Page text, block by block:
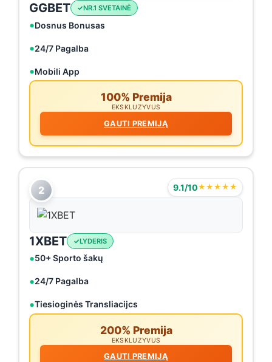
GGBET NR.1 SVETAINĖ
Dosnus Bonusas
24/7 Pagalba
Mobili App
100% Premija
EKSKLUZYVUS
GAUTI PREMIJĄ
2 9.1/10★★★★★
1XBET LYDERIS
50+ Sporto šakų
24/7 Pagalba
Tiesioginės Transliacijcs
200% Premija
EKSKLUZYVUS
GAUTI PREMIJĄ